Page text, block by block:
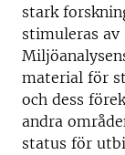
stark
stimuleras av
material för
och dess
andra
status för